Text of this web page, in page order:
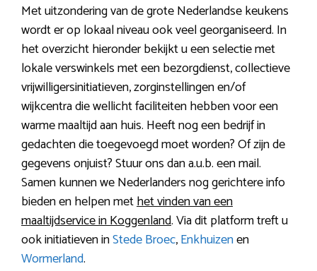
Met uitzondering van de grote Nederlandse keukens
wordt er op lokaal niveau ook veel georganiseerd. In
het overzicht hieronder bekijkt u een selectie met
lokale verswinkels met een bezorgdienst, collectieve
vrijwilligersinitiatieven, zorginstellingen en/of
wijkcentra die wellicht faciliteiten hebben voor een
warme maaltijd aan huis. Heeft nog een bedrijf in
gedachten die toegevoegd moet worden? Of zijn de
gegevens onjuist? Stuur ons dan a.u.b. een mail.
Samen kunnen we Nederlanders nog gerichtere info
bieden en helpen methet vinden van een
maaltijdservice in Koggenland. Via dit platform treft u
ook initiatieven inStede Broec,Enkhuizenen
Wormerland.